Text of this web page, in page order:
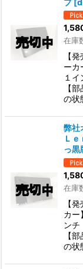
在庫
【
ー
１
【
の
弊
Ｌ
っ
在庫
【
カ
ン
【
の